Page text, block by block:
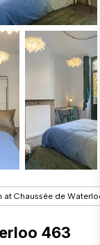
at Chaussée de
463